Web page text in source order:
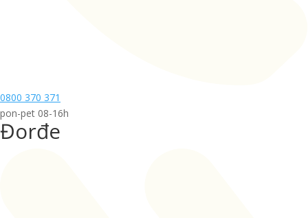
0800 370 371
pon-pet 08-16h
Đorđe